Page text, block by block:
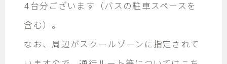
4台分ございます（バスの駐車スペースを
含む）。
なお、周辺がスクールゾーンに指定されて